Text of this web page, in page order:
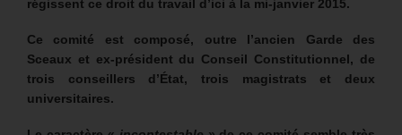
régissent ce droit du travail d’ici à la mi-janvier 2015.
Ce comité est composé, outre l’ancien Garde des
Sceaux et ex-président du Conseil Constitutionnel, de
trois conseillers d’État, trois magistrats et deux
universitaires.